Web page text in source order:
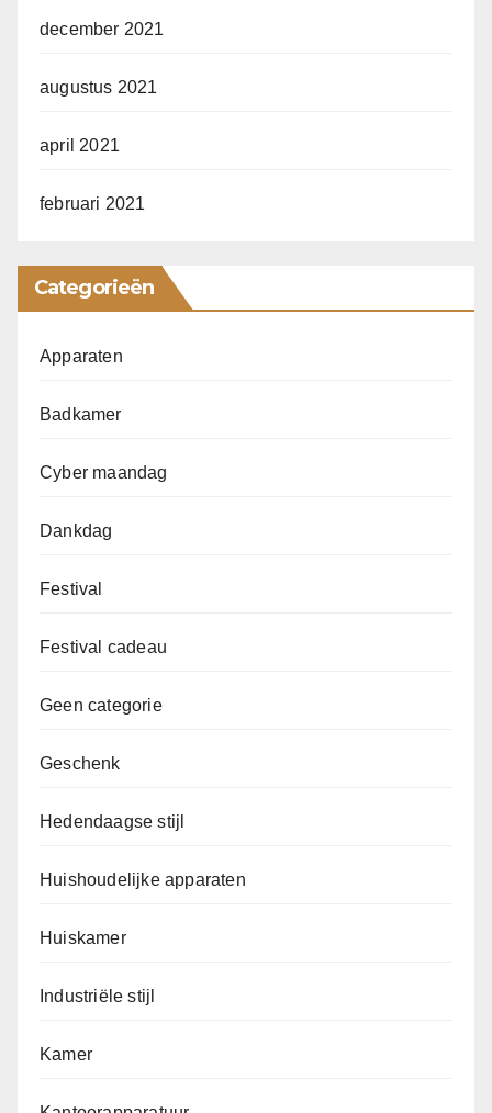
december 2021
augustus 2021
april 2021
februari 2021
Categorieën
Apparaten
Badkamer
Cyber maandag
Dankdag
Festival
Festival cadeau
Geen categorie
Geschenk
Hedendaagse stijl
Huishoudelijke apparaten
Huiskamer
Industriële stijl
Kamer